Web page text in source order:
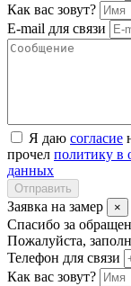
Как вас зовут?
E-mail для связи
Я даю согласие
прочел политику в
данных
Отправить
Заявка на замер ×
Спасибо за
Пожалуйста,
Телефон для связи
Как вас зовут?